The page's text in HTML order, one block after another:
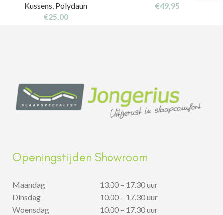
Kussens, Polydaun
€25,00
€49,95
Openingstijden Showroom
Maandag
Dinsdag
Woensdag
13.00 – 17.30 uur
10.00 – 17.30 uur
10.00 – 17.30 uur